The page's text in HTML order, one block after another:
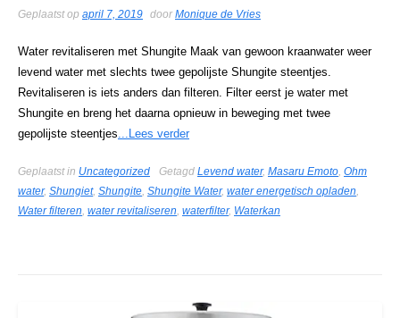
Geplaatst op april 7, 2019 door Monique de Vries
Water revitaliseren met Shungite Maak van gewoon kraanwater weer
levend water met slechts twee gepolijste Shungite steentjes.
Revitaliseren is iets anders dan filteren. Filter eerst je water met
Shungite en breng het daarna opnieuw in beweging met twee
gepolijste steentjes...Lees verder
Geplaatst in Uncategorized Getagd Levend water, Masaru Emoto Ohm
water, Shungiet, Shungite Shungite Water, water energetisch opladen
Water filteren water revitaliseren waterfilter, Waterkan